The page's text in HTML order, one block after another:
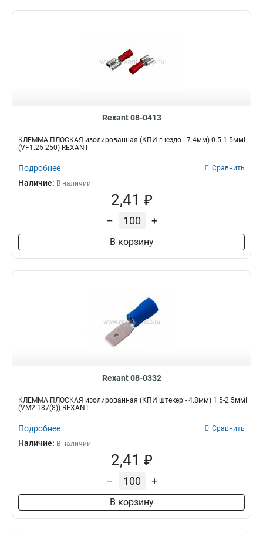
Rexant 08-0413
КЛЕММА ПЛОСКАЯ изолированная (КПИ гнездо - 7.4мм) 0.5-1.5ммІ
(VF1.25-250) REXANT
Подробнее Сравнить
Наличие: В наличии
2,41 ₽
– +
В корзину
Rexant 08-0332
КЛЕММА ПЛОСКАЯ изолированная (КПИ штекер - 4.8мм) 1.5-2.5ммІ
(VM2-187(8)) REXANT
Подробнее Сравнить
Наличие: В наличии
2,41 ₽
– +
В корзину